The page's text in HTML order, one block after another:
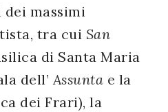
massimi
tra cui San
di Santa Maria
dell’Assunta e la
dei Frari), la